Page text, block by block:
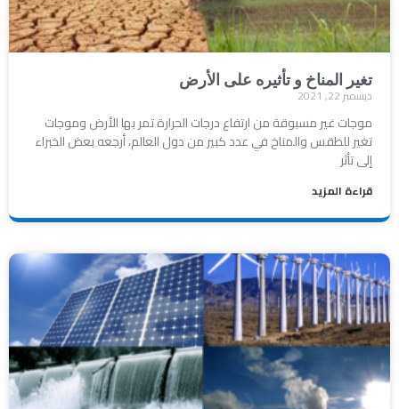
تغير المناخ و تأثيره على الأرض
ديسمبر 22, 2021
موجات غير مسبوقة من ارتفاع درجات الحرارة تمر بها الأرض وموجات
تغير للطقس والمناخ في عدد كبير من دول العالم، أرجعه بعض الخبراء
إلى تأثر
قراءة المزيد